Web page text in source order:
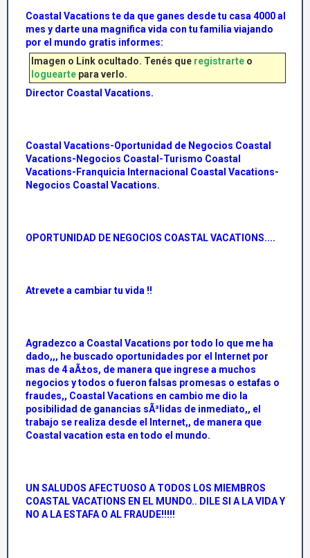
Coastal Vacations te da que ganes desde tu casa 4000 al
mes y darte una magnifica vida con tu familia viajando
por el mundo gratis informes:
Imagen o Link ocultado. Tenés que registrarte o
loguearte para verlo.
Director Coastal Vacations.
Coastal Vacations-Oportunidad de Negocios Coastal
Vacations-Negocios Coastal-Turismo Coastal
Vacations-Franquicia Internacional Coastal Vacations-
Negocios Coastal Vacations.
OPORTUNIDAD DE NEGOCIOS COASTAL VACATIONS....
Atrevete a cambiar tu vida !!
Agradezco a Coastal Vacations por todo lo que me ha
dado,,, he buscado oportunidades por el Internet por
mas de 4 aÃ±os, de manera que ingrese a muchos
negocios y todos o fueron falsas promesas o estafas o
fraudes,, Coastal Vacations en cambio me dio la
posibilidad de ganancias sÃ³lidas de inmediato,, el
trabajo se realiza desde el Internet,, de manera que
Coastal vacation esta en todo el mundo.
UN SALUDOS AFECTUOSO A TODOS LOS MIEMBROS
COASTAL VACATIONS EN EL MUNDO.. DILE SI A LA VIDA Y
NO A LA ESTAFA O AL FRAUDE!!!!!